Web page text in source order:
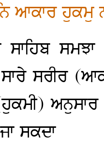
ਆਕਾਰ ਹੁਕਮੁ
ਸਰੀਰ
ਸਕਦਾ